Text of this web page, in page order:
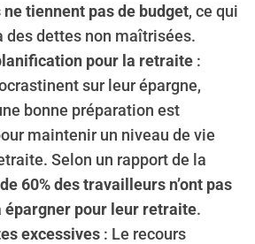
tiennent pas de budget, ce qui
des dettes non maîtrisées.
pour la retraite:
sur leur épargne,
bonne préparation est
maintenir un niveau de vie
Selon un rapport de la
60% des travailleurs n’ont pas
épargner pour leur retraite.
excessives: Le recours